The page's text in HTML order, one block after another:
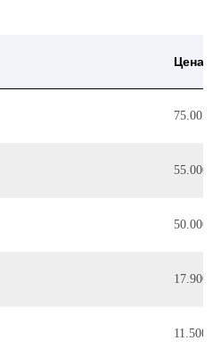
Цена
75.00
55.000
50.000
17.900
11.500